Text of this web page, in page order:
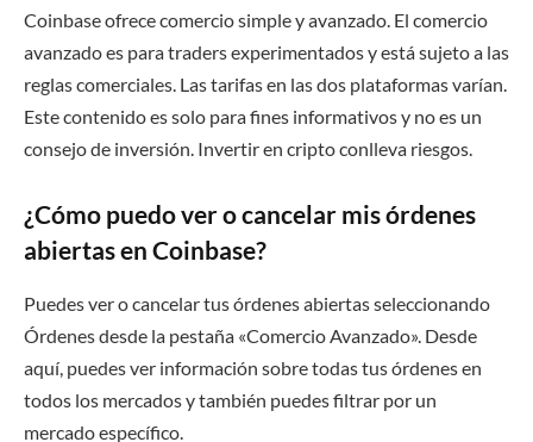
Coinbase ofrece comercio simple y avanzado. El comercio
avanzado es para traders experimentados y está sujeto a las
reglas comerciales. Las tarifas en las dos plataformas varían.
Este contenido es solo para fines informativos y no es un
consejo de inversión. Invertir en cripto conlleva riesgos.
¿Cómo puedo ver o cancelar mis órdenes
abiertas en Coinbase?
Puedes ver o cancelar tus órdenes abiertas seleccionando
Órdenes desde la pestaña «Comercio Avanzado». Desde
aquí, puedes ver información sobre todas tus órdenes en
todos los mercados y también puedes filtrar por un
mercado específico.